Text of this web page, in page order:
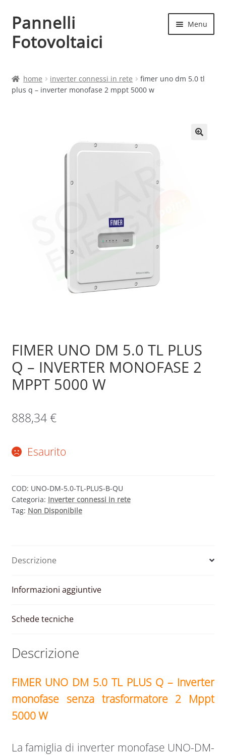
Vai
alla
navigazione
Vai
al
contenuto
Pannelli
Fotovoltaici
Menu
Cart
home inverter connessi in rete
fimer uno dm 5.0 tl
plus q – inverter monofase 2 mppt 5000 w
FIMER UNO DM 5.0 TL PLUS
Q – INVERTER MONOFASE 2
MPPT 5000 W
888,34€
Esaurito
COD: UNO-DM-5.0-TL-PLUS-B-QU
Categoria: Inverter connessi in rete
Tag: Non Disponibile
Descrizione
Informazioni aggiuntive
Schede tecniche
Descrizione
FIMER UNO DM 5.0 TL PLUS Q – Inverter
monofase senza trasformatore 2 Mppt
5000 W
La famiglia di inverter monofase UNO-DM-